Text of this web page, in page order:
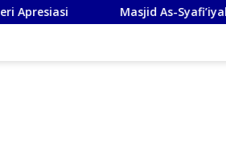
Masjid As-Syafi’iyah Sidoarjo Ikuti